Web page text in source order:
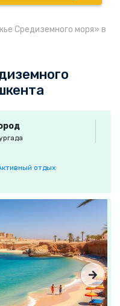
Средиземного моря» в
отдых